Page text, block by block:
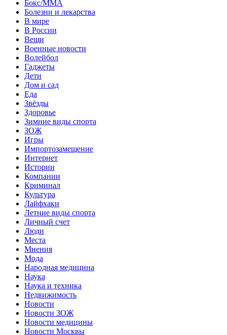
Бокс/MMA
Болезни и лекарства
В мире
В России
Вещи
Военные новости
Волейбол
Гаджеты
Дети
Дом и сад
Еда
Звёзды
Здоровье
Зимние виды спорта
ЗОЖ
Игры
Импортозамещение
Интернет
Истории
Компании
Криминал
Культура
Лайфхаки
Летние виды спорта
Личный счет
Люди
Места
Мнения
Мода
Народная медицина
Наука
Наука и техника
Недвижимость
Новости
Новости ЗОЖ
Новости медицины
Новости Москвы